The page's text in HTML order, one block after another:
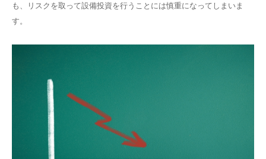
も、リスクを取って設備投資を行うことには慎重になってしまいま
す。